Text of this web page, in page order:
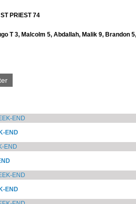
PRIEST 74
T 3, Malcolm 5, Abdallah, Malik 9, Brandon
END
END